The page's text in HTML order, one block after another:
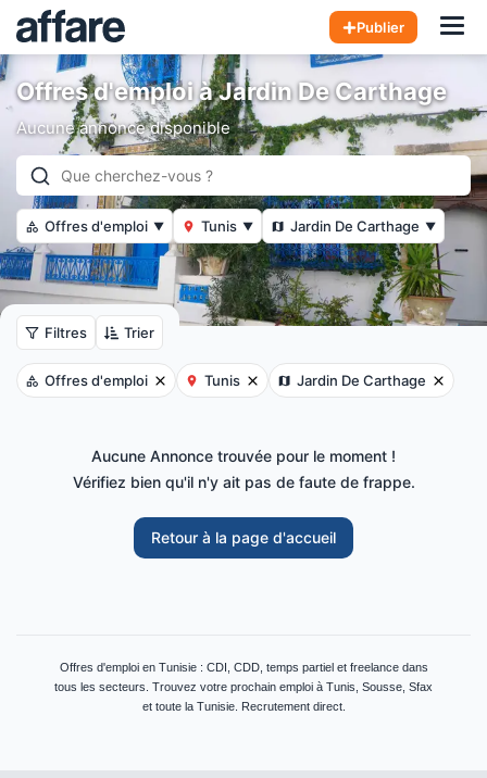
Publier
Offres d'emploi à Jardin De Carthage
Aucune annonce disponible
Offres d'emploi ▼ Tunis ▼ Jardin De Carthage ▼
Filtres Trier
Offres d'emploi Tunis Jardin De Carthage
Aucune Annonce trouvée pour le moment !
Vérifiez bien qu'il n'y ait pas de faute de frappe.
Retour à la page d'accueil
Offres d'emploi en Tunisie : CDI, CDD, temps partiel et freelance dans
tous les secteurs. Trouvez votre prochain emploi à Tunis, Sousse, Sfax
et toute la Tunisie. Recrutement direct.